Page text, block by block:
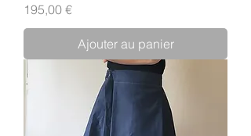
Prix
195,00 €
Ajouter au panier